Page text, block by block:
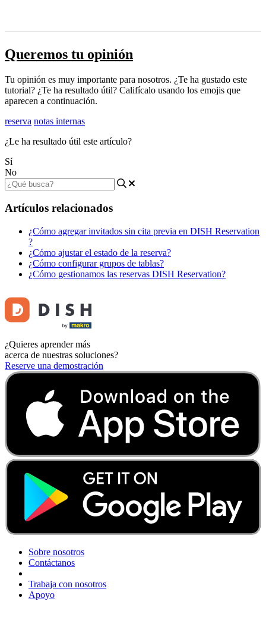
Queremos tu opinión
Tu opinión es muy importante para nosotros. ¿Te ha gustado este
tutorial? ¿Te ha resultado útil? Califícalo usando los emojis que
aparecen a continuación.
reserva notas internas
¿Le ha resultado útil este artículo?
Sí
No
Artículos relacionados
¿Cómo agregar invitados sin cita previa en DISH Reservation
?
¿Cómo ajustar el estado de la reserva?
¿Cómo configurar grupos de tablas?
¿Cómo gestionamos las reservas DISH Reservation?
¿Quieres aprender más
acerca de nuestras soluciones?
Reserve una demostración
Sobre nosotros
Contáctanos
Trabaja con nosotros
Apoyo